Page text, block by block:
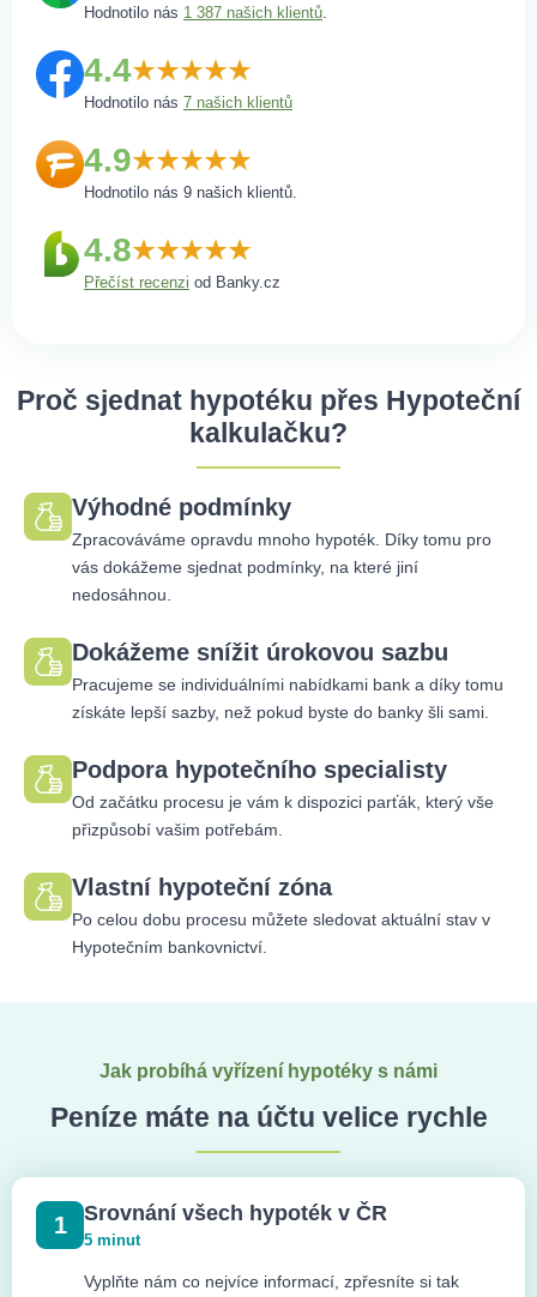
Hodnotilo nás 1 387 našich klientů.
4.4
Hodnotilo nás 7 našich klientů
4.9
Hodnotilo nás 9 našich klientů.
4.8
Přečíst recenzi od Banky.cz
Proč sjednat hypotéku přes Hypoteční
kalkulačku?
Výhodné podmínky
Zpracováváme opravdu mnoho hypoték. Díky tomu pro
vás dokážeme sjednat podmínky, na které jiní
nedosáhnou.
Dokážeme snížit úrokovou sazbu
Pracujeme se individuálními nabídkami bank a díky tomu
získáte lepší sazby, než pokud byste do banky šli sami.
Podpora hypotečního specialisty
Od začátku procesu je vám k dispozici parťák, který vše
přizpůsobí vašim potřebám.
Vlastní hypoteční zóna
Po celou dobu procesu můžete sledovat aktuální stav v
Hypotečním bankovnictví.
Jak probíhá vyřízení hypotéky s námi
Peníze máte na účtu velice rychle
1 Srovnání všech hypoték v ČR
5 minut
Vyplňte nám co nejvíce informací, zpřesníte si tak